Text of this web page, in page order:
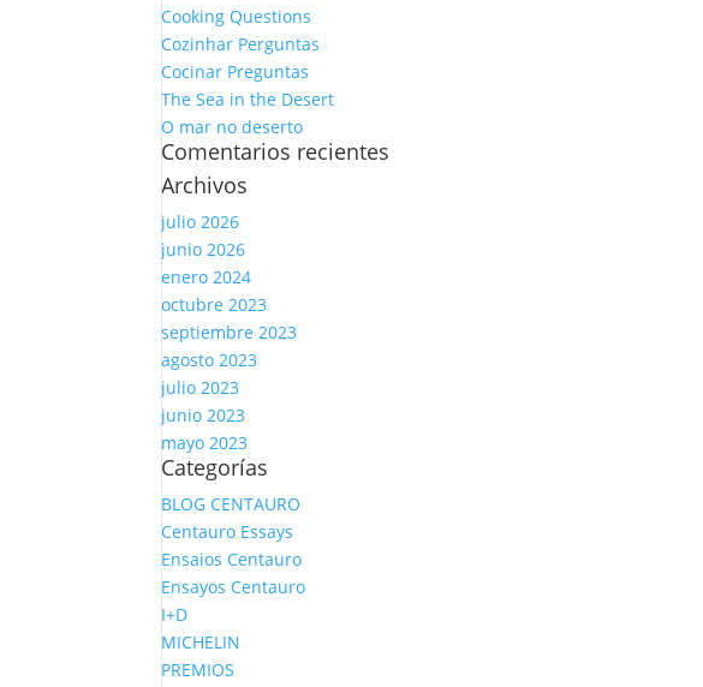
Cooking Questions
Cozinhar Perguntas
Cocinar Preguntas
The Sea in the Desert
O mar no deserto
Comentarios recientes
Archivos
julio 2026
junio 2026
enero 2024
octubre 2023
septiembre 2023
agosto 2023
julio 2023
junio 2023
mayo 2023
Categorías
BLOG CENTAURO
Centauro Essays
Ensaios Centauro
Ensayos Centauro
I+D
MICHELIN
PREMIOS